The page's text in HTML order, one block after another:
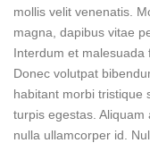
mollis velit venenatis.
magna, dapibus vitae
Interdum et malesuada
Donec volutpat
habitant morbi tristique
turpis egestas.
nulla ullamcorper id.